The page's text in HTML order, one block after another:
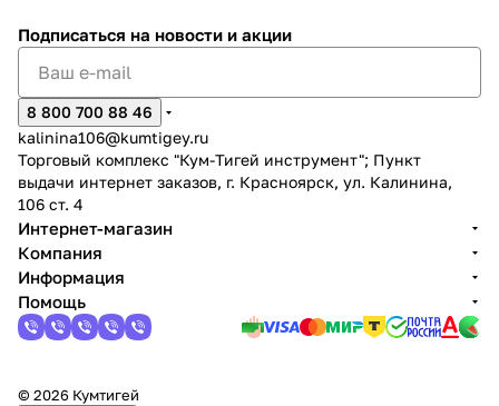
Подписаться на новости и акции
8 800 700 88 46
kalinina106@kumtigey.ru
Торговый комплекс "Кум-Тигей инструмент"; Пункт
выдачи интернет заказов, г. Красноярск, ул. Калинина,
106 ст. 4
Интернет-магазин
Компания
Информация
Помощь
© 2026 Кумтигей